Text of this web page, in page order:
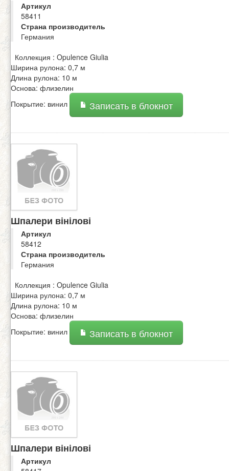
Артикул
58411
Страна производитель
Германия
Коллекция : Opulence Giulia
Ширина рулона: 0,7 м
Длина рулона: 10 м
Основа: флизелин
Покрытие: винил
Записать в блокнот
Шпалери вінілові
Артикул
58412
Страна производитель
Германия
Коллекция : Opulence Giulia
Ширина рулона: 0,7 м
Длина рулона: 10 м
Основа: флизелин
Покрытие: винил
Записать в блокнот
Шпалери вінілові
Артикул